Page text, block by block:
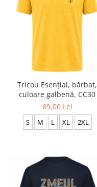
Tricou Esențial, bărbat,
culoare galbenă, CC30
69,00 Lei
S M L XL 2XL